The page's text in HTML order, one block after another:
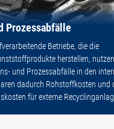
Prozessabfälle
Betriebe, die die
herstellen,
und Prozessabfälle in den
dadurch Rohstoffkosten und
für externe